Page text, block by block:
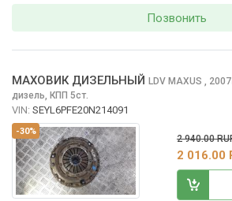
Позвонить
-30%
МАХОВИК ДИЗЕЛЬНЫЙ LDV MAXUS , 2007
дизель, КПП 5ст.
VIN: SEYL6PFE20N214091
2 940.00
2 016.00